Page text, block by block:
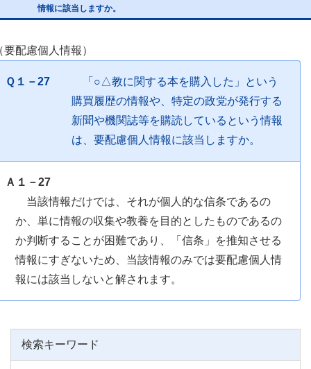
情報に該当しますか。
要配慮個人情報）
Ｑ１－27
「○△教に関する本を購入した」という
購買履歴の情報や、特定の政党が発行する
新聞や機関誌等を購読しているという情報
は、要配慮個人情報に該当しますか。
Ａ１－27
当該情報だけでは、それが個人的な信条であるの
か、単に情報の収集や教養を目的としたものであるの
か判断することが困難であり、「信条」を推知させる
情報にすぎないため、当該情報のみでは要配慮個人情
報には該当しないと解されます。
検索キーワード